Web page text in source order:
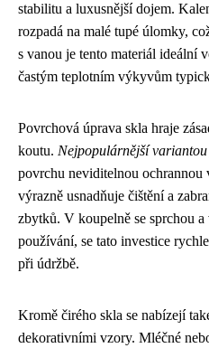
stabilitu a luxusnější dojem.
rozpadá na malé tupé úlomky,
s vanou je tento materiál ideální
častým teplotním výkyvům
Povrchová úprava skla hraje
koutu. Nejpopulárnější
povrchu neviditelnou
výrazně usnadňuje čištění a
zbytků. V koupelně se sprchou
používání, se tato investice
při údržbě.
Kromě čirého skla se nabízejí
dekorativními vzory. Mléčné